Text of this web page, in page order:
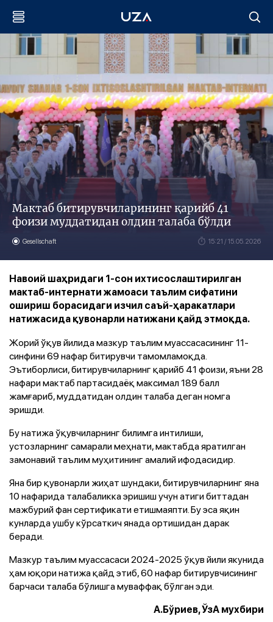
Мактаб битирувчиларининг қарийб 41
фоизи муддатидан олдин талаба бўлди
Gesellschaft 15:21 / 15.05.2026
Навоий шаҳридаги 1-сон ихтисослаштирилган
мактаб-интернати жамоаси таълим сифатини
ошириш борасидаги изчил саъй-ҳаракатлари
натижасида қувонарли натижани қайд этмоқда.
Жорий ўқув йилида мазкур таълим муассасасининг 11-
синфини 69 нафар битирувчи тамомламоқда.
Эътиборлиси, битирувчиларнинг қарийб 41 фоизи, яъни 28
нафари мактаб партасидаёқ максимал 189 балл
жамғариб, муддатидан олдин талаба деган номга
эришди.
Бу натижа ўқувчиларнинг билимга интилиши,
устозларнинг самарали меҳнати, мактабда яратилган
замонавий таълим муҳитининг амалий ифодасидир.
Яна бир қувонарли жиҳат шундаки, битирувчиларнинг яна
10 нафарида талабаликка эришиш учун атиги биттадан
мажбурий фан сертификати етишмаяпти. Бу эса яқин
кунларда ушбу кўрсаткич янада ортишидан дарак
беради.
Мазкур таълим муассасаси 2024-2025 ўқув йили якунида
ҳам юқори натижа қайд этиб, 60 нафар битирувчисининг
барчаси талаба бўлишга муваффақ бўлган эди.
А.Бўриев, ЎзА мухбири